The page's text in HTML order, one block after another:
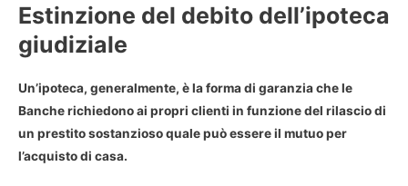
Estinzione del debito dell’ipoteca
giudiziale
Un’ipoteca, generalmente, è la forma di garanzia che le
Banche richiedono ai propri clienti in funzione del rilascio di
un prestito sostanzioso quale può essere il mutuo per
l’acquisto di casa.